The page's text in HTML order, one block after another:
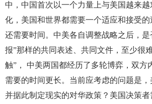
中，中国首次以一个力量上与美国越来
化，美国和世界都需要一个适应和接受
还需要时间。中美各自调整战略之后，
报”那样的共同表述、共同文件，至少很
触”， 中美两国都经历了多轮博弈，双
需要的时间更长。当前应考虑的问题是
并据此制定现实的对华政策？美国决策